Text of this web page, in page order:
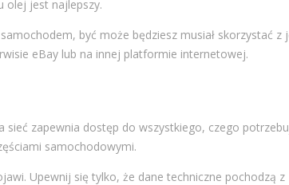
olej jest najlepszy.
być może będziesz musiał skorzystać z
eBay lub na innej platformie internetowej.
zapewnia dostęp do wszystkiego, czego
samochodowymi.
Upewnij się tylko, że dane techniczne pochodzą z